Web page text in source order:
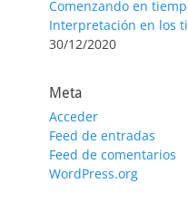
Comenzando en
Interpretación en los
30/12/2020
Meta
Acceder
Feed de entradas
Feed de comentarios
WordPress.org